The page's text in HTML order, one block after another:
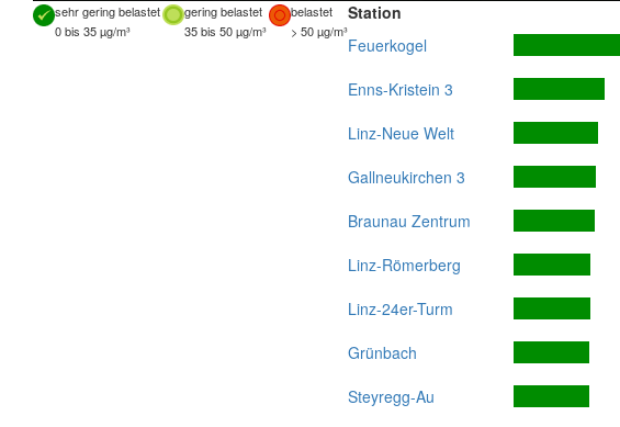
sehr gering belastet gering belastet
belastet
0 bis 35 µg/m³
35 bis 50 µg/m³ > 50 µg/m³
Station
Feuerkogel
Enns-Kristein 3
Linz-Neue Welt
Gallneukirchen 3
Braunau Zentrum
Linz-Römerberg
Linz-24er-Turm
Grünbach
Steyregg-Au